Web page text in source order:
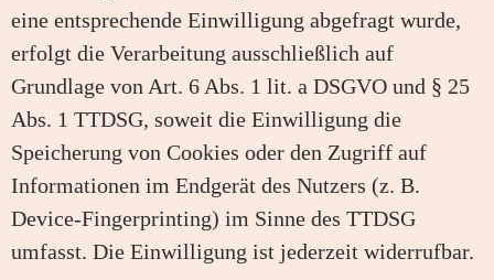
eine entsprechende Einwilligung abgefragt wurde,
erfolgt die Verarbeitung ausschließlich auf
Grundlage von Art. 6 Abs. 1 lit. a DSGVO und § 25
Abs. 1 TTDSG, soweit die Einwilligung die
Speicherung von Cookies oder den Zugriff auf
Informationen im Endgerät des Nutzers (z. B.
Device-Fingerprinting) im Sinne des TTDSG
umfasst. Die Einwilligung ist jederzeit widerrufbar.